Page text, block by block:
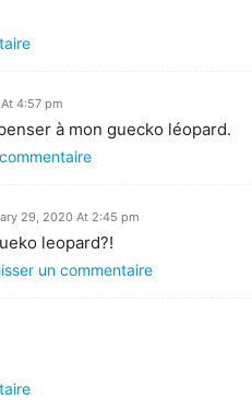
4:57 pm
à mon guecko léopard.
29, 2020 At 2:45 pm
leopard?!
un commentaire